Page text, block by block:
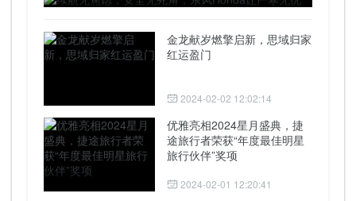
金龙献岁燃擎启新，思域归家
红运盈门
2024-02-02 12:02:14
优雅亮相2024星月盛典，捷
途旅行者荣获“年度最佳明星
旅行伙伴”奖项
2024-02-01 12:20:41